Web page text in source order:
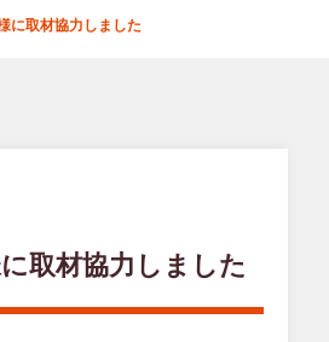
に取材協力しました
取材協力しました